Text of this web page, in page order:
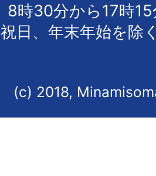
8時30分から17時
日、年末年始を除
(c) 2018,